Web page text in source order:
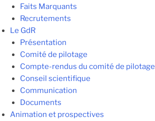
Faits Marquants
Recrutements
Le GdR
Présentation
Comité de pilotage
Compte-rendus du comité de pilotage
Conseil scientifique
Communication
Documents
Animation et prospectives